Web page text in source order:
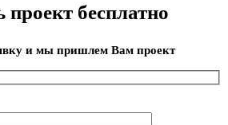
проект бесплатно
и мы пришлем Вам проект